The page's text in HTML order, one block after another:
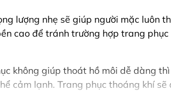
lượng nhẹ sẽ giúp người mặc luôn
cao để tránh trường hợp trang phục
không giúp thoát hồ môi dễ dàng
cảm lạnh. Trang phục thoáng khí sẽ